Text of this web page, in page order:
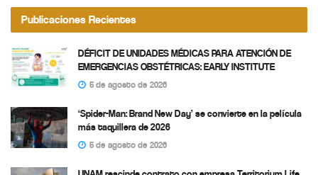
Publicaciones Recientes
DÉFICIT DE UNIDADES MÉDICAS PARA ATENCIÓN DE
EMERGENCIAS OBSTÉTRICAS: EARLY INSTITUTE
5 de agosto de 2026
‘Spider-Man: Brand New Day’ se convierte en la película
más taquillera de 2026
5 de agosto de 2026